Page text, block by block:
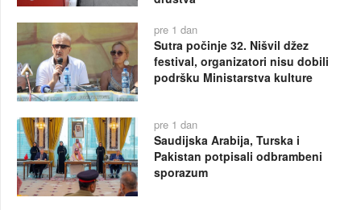
pre 1 dan
Sutra počinje 32. Nišvil džez
festival, organizatori nisu dobili
podršku Ministarstva kulture
pre 1 dan
Saudijska Arabija, Turska i
Pakistan potpisali odbrambeni
sporazum